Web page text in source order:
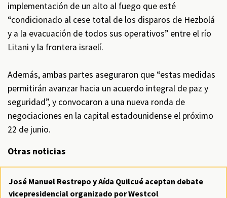
implementación de un alto al fuego que esté
“condicionado al cese total de los disparos de Hezbolá
y a la evacuación de todos sus operativos” entre el río
Litani y la frontera israelí.
Además, ambas partes aseguraron que “estas medidas
permitirán avanzar hacia un acuerdo integral de paz y
seguridad”, y convocaron a una nueva ronda de
negociaciones en la capital estadounidense el próximo
22 de junio.
Otras noticias
José Manuel Restrepo y Aída Quilcué aceptan debate
vicepresidencial organizado por Westcol